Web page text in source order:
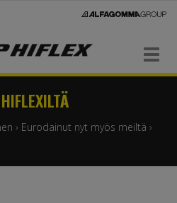
Navigaatio
› Eurodainut nyt myös meiltä ›